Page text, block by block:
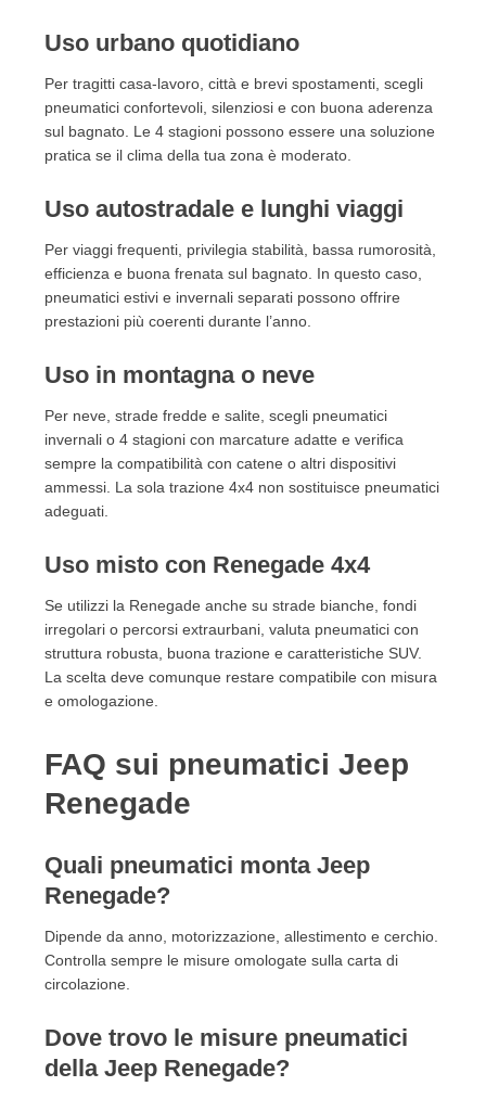
Uso urbano quotidiano
Per tragitti casa-lavoro, città e brevi spostamenti, scegli
pneumatici confortevoli, silenziosi e con buona aderenza
sul bagnato. Le 4 stagioni possono essere una soluzione
pratica se il clima della tua zona è moderato.
Uso autostradale e lunghi viaggi
Per viaggi frequenti, privilegia stabilità, bassa rumorosità,
efficienza e buona frenata sul bagnato. In questo caso,
pneumatici estivi e invernali separati possono offrire
prestazioni più coerenti durante l’anno.
Uso in montagna o neve
Per neve, strade fredde e salite, scegli pneumatici
invernali o 4 stagioni con marcature adatte e verifica
sempre la compatibilità con catene o altri dispositivi
ammessi. La sola trazione 4x4 non sostituisce pneumatici
adeguati.
Uso misto con Renegade 4x4
Se utilizzi la Renegade anche su strade bianche, fondi
irregolari o percorsi extraurbani, valuta pneumatici con
struttura robusta, buona trazione e caratteristiche SUV.
La scelta deve comunque restare compatibile con misura
e omologazione.
FAQ sui pneumatici Jeep
Renegade
Quali pneumatici monta Jeep
Renegade?
Dipende da anno, motorizzazione, allestimento e cerchio.
Controlla sempre le misure omologate sulla carta di
circolazione.
Dove trovo le misure pneumatici
della Jeep Renegade?